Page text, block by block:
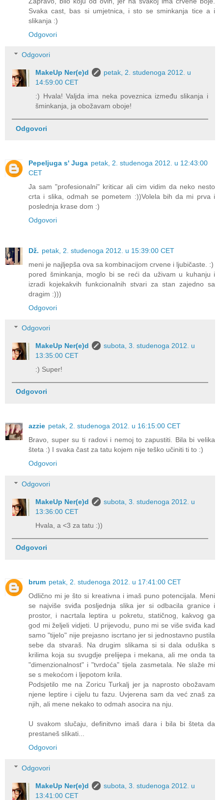
Svaka cast, bas si umjetnica, i sto se sminkanja tice a i
slikanja :)
Odgovori
Odgovori
MakeUp Ner(e)d
petak, 2. studenoga 2012. u
14:59:00 CET
:) Hvala! Valjda ima neka poveznica između slikanja i
šminkanja, ja obožavam oboje!
Odgovori
Pepeljuga s' Juga petak, 2. studenoga 2012. u 12:43:00
CET
Ja sam "profesionalni" kriticar ali cim vidim da neko nesto
crta i slika, odmah se pometem :))Volela bih da mi prva i
poslednja krase dom :)
Odgovori
Dž. petak, 2. studenoga 2012. u 15:39:00 CET
meni je najljepša ova sa kombinacijom crvene i ljubičaste. :)
pored šminkanja, moglo bi se reći da uživam u kuhanju i
izradi kojekakvih funkcionalnih stvari za stan zajedno sa
dragim :)))
Odgovori
Odgovori
MakeUp Ner(e)d
subota, 3. studenoga 2012. u
13:35:00 CET
:) Super!
Odgovori
azzie petak, 2. studenoga 2012. u 16:15:00 CET
Bravo, super su ti radovi i nemoj to zapustiti. Bila bi velika
šteta :) I svaka čast za tatu kojem nije teško učiniti ti to :)
Odgovori
Odgovori
MakeUp Ner(e)d
subota, 3. studenoga 2012. u
13:36:00 CET
Hvala, a <3 za tatu :))
Odgovori
brum petak, 2. studenoga 2012. u 17:41:00 CET
Odlično mi je što si kreativna i imaš puno potencijala. Meni
se najviše sviđa posljednja slika jer si odbacila granice i
prostor, i nacrtala leptira u pokretu, statičnog, kakvog ga
god mi željeli vidjeti. U prijevodu, puno mi se više sviđa kad
samo "tijelo" nije prejasno iscrtano jer si jednostavno pustila
sebe da stvaraš. Na drugim slikama si si dala oduška s
krilima koja su svugdje prelijepa i mekana, ali me onda ta
"dimenzionalnost" i "tvrdoća" tijela zasmetala. Ne slaže mi
se s mekoćom i ljepotom krila.
Podsjetilo me na Zoricu Turkalj jer ja naprosto obožavam
njene leptire i cijelu tu fazu. Uvjerena sam da već znaš za
njih, ali mene nekako to odmah asocira na nju.
U svakom slučaju, definitvno imaš dara i bila bi šteta da
prestaneš slikati...
Odgovori
Odgovori
MakeUp Ner(e)d
subota, 3. studenoga 2012. u
13:41:00 CET